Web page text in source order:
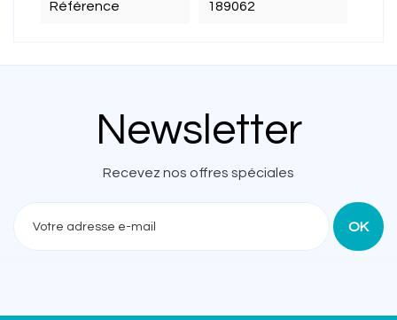
Référence 189062
Newsletter
Recevez nos offres spéciales